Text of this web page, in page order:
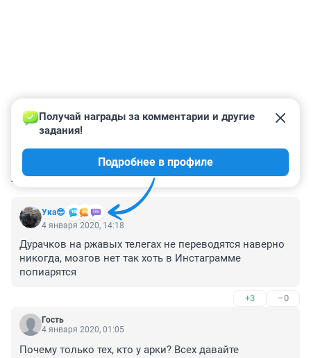
КОММЕНТАРИИ 7
Ука😎
Получай награды за комментарии и другие
задания!
Подробнее в профиле
4 января 2020, 14:18
Дурачков на ржавых телегах не переводятся наверно
никогда, мозгов нет так хоть в Инстаграмме
попиарятся
+3 –0
Гость
4 января 2020, 01:05
Почему только тех, кто у арки? Всех давайте